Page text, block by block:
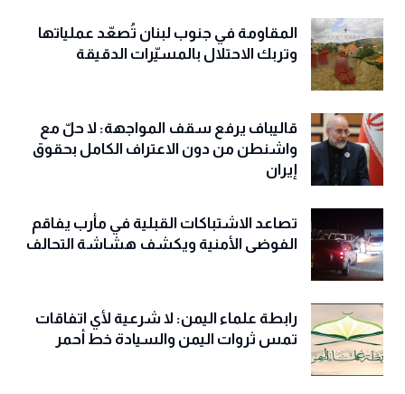
المقاومة في جنوب لبنان تُصعّد عملياتها
وتربك الاحتلال بالمسيّرات الدقيقة
قاليباف يرفع سقف المواجهة: لا حلّ مع
واشنطن من دون الاعتراف الكامل بحقوق
إيران
تصاعد الاشتباكات القبلية في مأرب يفاقم
الفوضى الأمنية ويكشف هشاشة التحالف
رابطة علماء اليمن: لا شرعية لأي اتفاقات
تمس ثروات اليمن والسيادة خط أحمر